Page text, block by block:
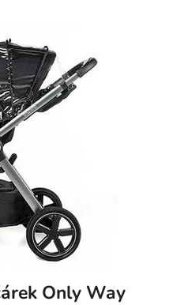
Only Way